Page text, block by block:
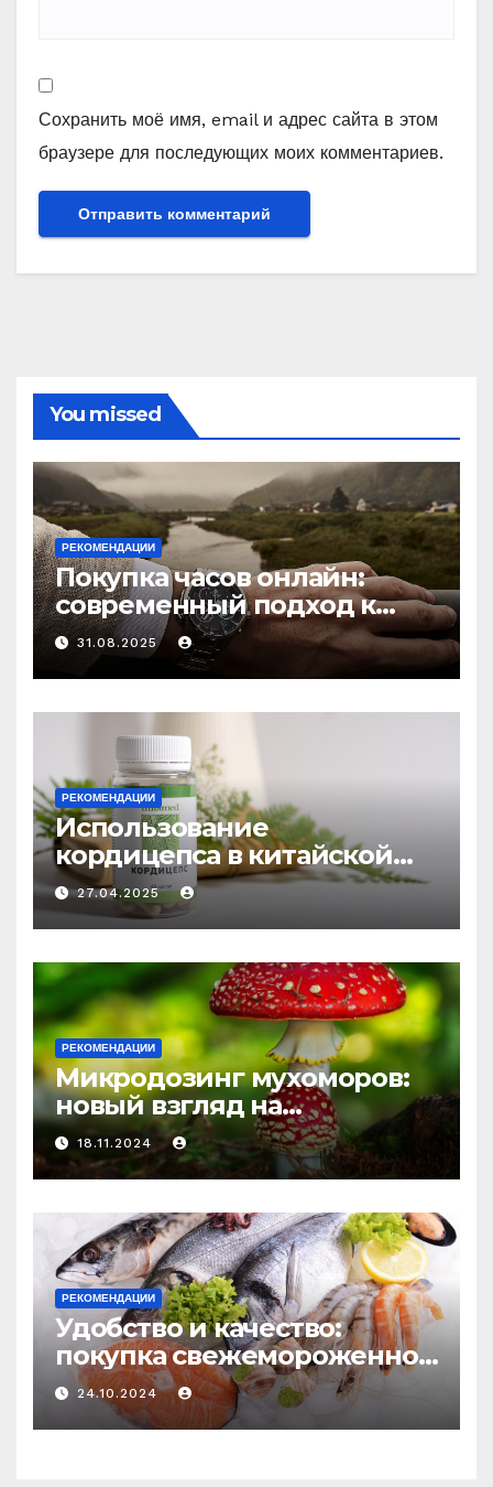
Сохранить моё имя, email и адрес сайта в этом
браузере для последующих моих комментариев.
You missed
РЕКОМЕНДАЦИИ
Покупка часов онлайн:
современный подход к
выбору аксессуаров
31.08.2025
РЕКОМЕНДАЦИИ
Использование
кордицепса в китайской
медицине: природное
средство против усталости
и истощения
27.04.2025
РЕКОМЕНДАЦИИ
Микродозинг мухоморов:
новый взгляд на
психоделику
18.11.2024
РЕКОМЕНДАЦИИ
Удобство и качество:
покупка свежемороженной
рыбы онлайн
24.10.2024